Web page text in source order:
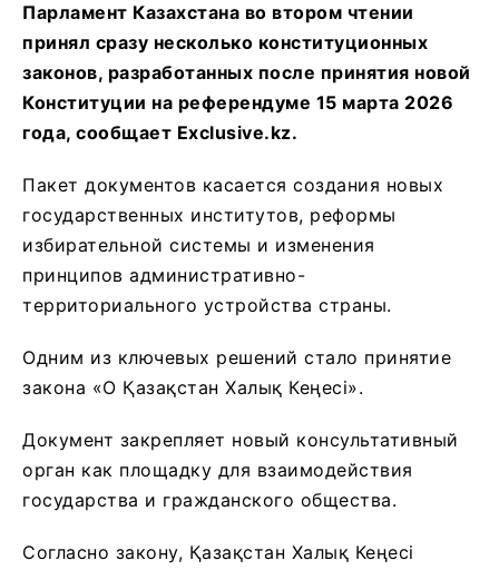
Парламент Казахстана во втором чтении
принял сразу несколько конституционных
законов, разработанных после принятия новой
Конституции на референдуме 15 марта 2026
года, сообщает Еxclusive.kz.
Пакет документов касается создания новых
государственных институтов, реформы
избирательной системы и изменения
принципов административно-
территориального устройства страны.
Одним из ключевых решений стало принятие
закона «О Қазақстан Халық Кеңесі».
Документ закрепляет новый консультативный
орган как площадку для взаимодействия
государства и гражданского общества.
Согласно закону, Қазақстан Халық Кеңесі